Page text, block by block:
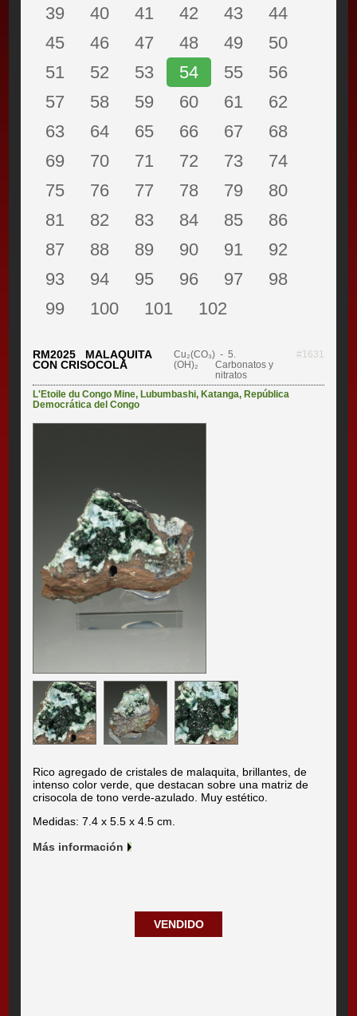
39
40 41 42 43
44
45
46 47 48 49
50
51
52 53 54 55
56
57
58 59 60 61
62
63
64 65 66 67
68
69
70 71 72 73
74
75
76 77 78 79
80
81
82 83 84 85
86
87
88 89 90 91
92
93
94 95 96 97
98
99
100 101 102
RM2025 MALAQUITA
CON CRISOCOLA
Cu₂(CO₃)
(OH)₂
- 5.
Carbonatos y
nitratos
#1631
L'Etoile du Congo Mine, Lubumbashi, Katanga, República
Democrática del Congo
Rico agregado de cristales de malaquita, brillantes, de
intenso color verde, que destacan sobre una matriz de
crisocola de tono verde-azulado. Muy estético.
Medidas: 7.4 x 5.5 x 4.5 cm.
Más información
VENDIDO